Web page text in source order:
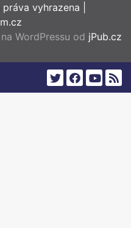
vyhrazena
WordPressu od jPub.cz
twitterfacebook
youtube
rss